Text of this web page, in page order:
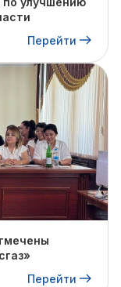
Перейти
Перейти